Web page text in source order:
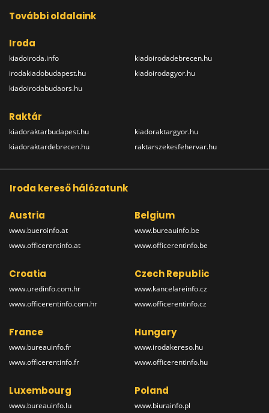
További oldalaink
Iroda
kiadoiroda.info
irodakiadobudapest.hu
kiadoirodabudaors.hu
kiadoirodadebrecen.hu
kiadoirodagyor.hu
Raktár
kiadoraktarbudapest.hu
kiadoraktardebrecen.hu
kiadoraktargyor.hu
raktarszekesfehervar.hu
Iroda kereső hálózatunk
Austria
www.bueroinfo.at
www.officerentinfo.at
Belgium
www.bureauinfo.be
www.officerentinfo.be
Croatia
www.uredinfo.com.hr
www.officerentinfo.com.hr
Czech Republic
www.kancelareinfo.cz
www.officerentinfo.cz
France
www.bureauinfo.fr
www.officerentinfo.fr
Hungary
www.irodakereso.hu
www.officerentinfo.hu
Luxembourg
www.bureauinfo.lu
Poland
www.biurainfo.pl